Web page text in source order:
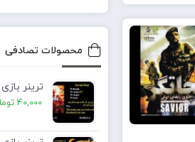
محصولات تصادفی
ترینر بازی Son and Bone
40,000